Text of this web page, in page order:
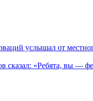
услышал от
«Ребята, вы —